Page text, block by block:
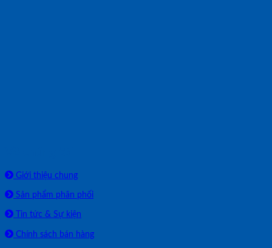
Giới thiệu chung
Sản phẩm phân phối
Tin tức & Sự kiện
Chính sách bán hàng